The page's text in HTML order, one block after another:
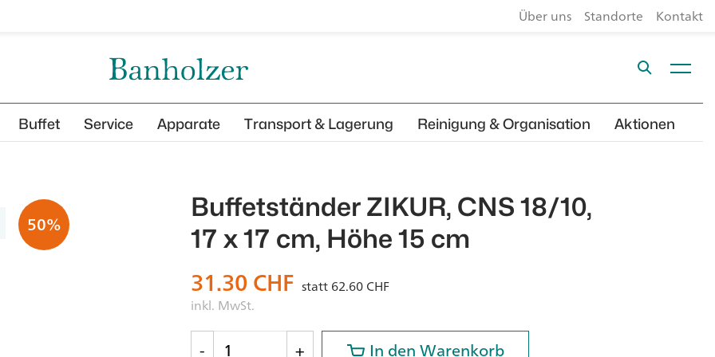
Über uns Standorte Kontakt
Buffet Service Apparate Transport & Lagerung Reinigung & Organisation Aktionen
50%
Buffetständer ZIKUR, CNS 18/10,
17 x 17 cm, Höhe 15 cm
31.30CHF statt62.60CHF
inkl. MwSt.
- + In den Warenkorb
In den Warenkorb